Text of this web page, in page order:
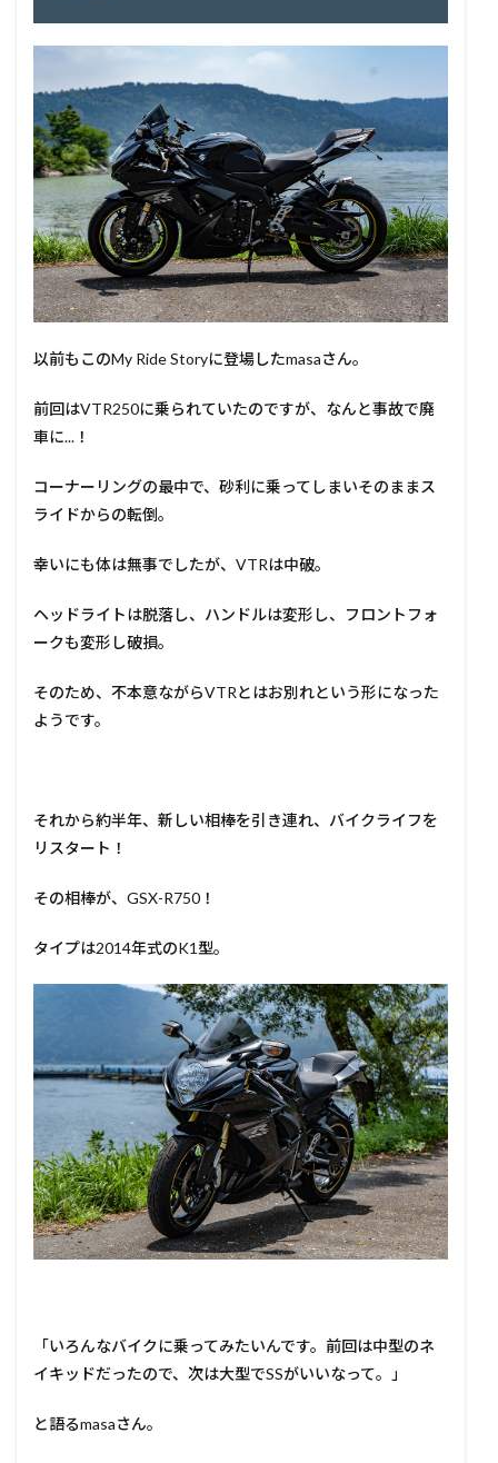
以前もこのMy Ride Storyに登場したmasaさん。
前回はVTR250に乗られていたのですが、なんと事故で廃
車に...！
コーナーリングの最中で、砂利に乗ってしまいそのままス
ライドからの転倒。
幸いにも体は無事でしたが、VTRは中破。
ヘッドライトは脱落し、ハンドルは変形し、フロントフォ
ークも変形し破損。
そのため、不本意ながらVTRとはお別れという形になった
ようです。
それから約半年、新しい相棒を引き連れ、バイクライフを
リスタート！
その相棒が、GSX-R750！
タイプは2014年式のK1型。
「いろんなバイクに乗ってみたいんです。前回は中型のネ
イキッドだったので、次は大型でSSがいいなって。」
と語るmasaさん。